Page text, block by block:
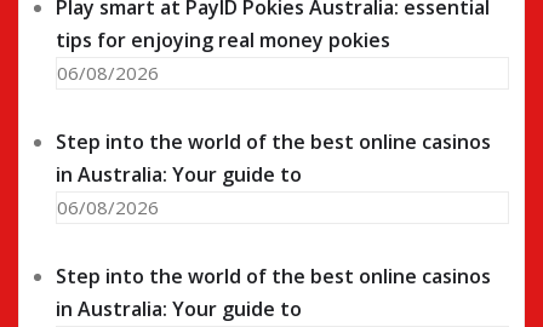
Play smart at PayID Pokies Australia: essential
tips for enjoying real money pokies
06/08/2026
Step into the world of the best online casinos
in Australia: Your guide to
06/08/2026
Step into the world of the best online casinos
in Australia: Your guide to